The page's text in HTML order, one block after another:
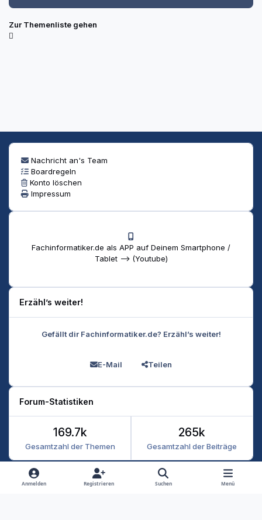
Zur Themenliste gehen
Nachricht an's Team
Boardregeln
Konto löschen
Impressum
Fachinformatiker.de als APP auf Deinem Smartphone /
Tablet --> (Youtube)
Erzähl’s weiter!
Gefällt dir Fachinformatiker.de? Erzähl’s weiter!
E-Mail Teilen
Forum-Statistiken
Gesamtzahl der Themen
169.7k
Gesamtzahl der Beiträge
265k
Heller Modus
Dunkler Modus
Systemeinstellung
Anmelden Registrieren Suchen Menü